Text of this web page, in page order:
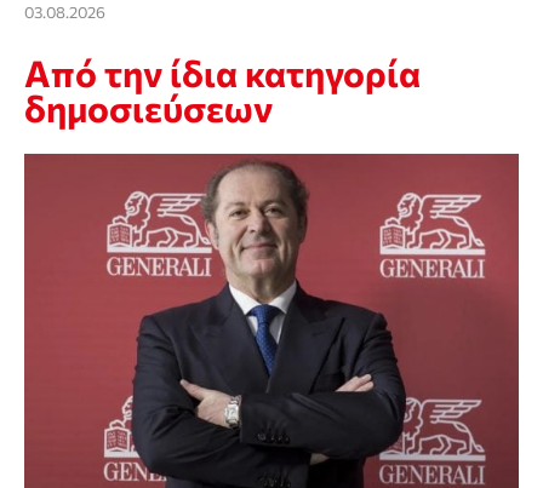
03.08.2026
Από την ίδια κατηγορία
δημοσιεύσεων